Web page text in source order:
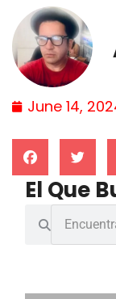
June 14,
El Que